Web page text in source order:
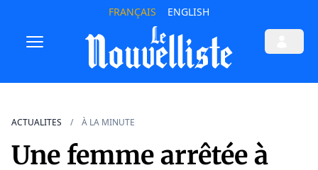
FRANÇAIS ENGLISH
ACTUALITES À LA MINUTE
Une femme arrêtée à